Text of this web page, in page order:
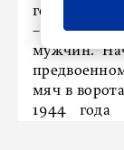
голову, и
–
мужчин.
мяч в
1944 года